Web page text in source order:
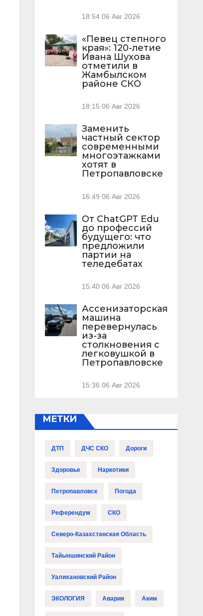
18:54 06 Авг 2026
«Певец степного
края»: 120-летие
Ивана Шухова
отметили в
Жамбылском
районе СКО
18:15 06 Авг 2026
Заменить
частный сектор
современными
многоэтажками
хотят в
Петропавловске
16:49 06 Авг 2026
От ChatGPT Edu
до профессий
будущего: что
предложили
партии на
теледебатах
15:40 06 Авг 2026
Ассенизаторская
машина
перевернулась
из-за
столкновения с
легковушкой в
Петропавловске
15:36 06 Авг 2026
МЕТКИ
ДТП ДЧС СКО Дороги
Здоровье Наркотики
Петропавловск Погода
Референдум СКО
Северо-Казахстанская Область
Тайыншинский Район
Уалихановский Район
ЭКОЛОГИЯ Авария Аким